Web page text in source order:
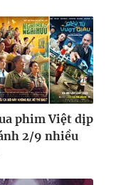
phim Việt dịp
2/9 nhiều